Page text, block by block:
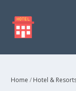
Home / Hotel &